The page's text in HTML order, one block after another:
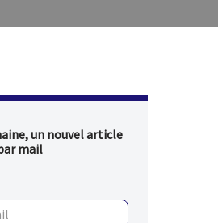
un nouvel article
mail